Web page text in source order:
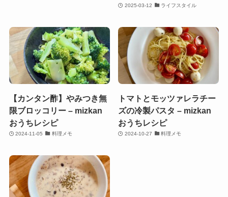
2025-03-12 ライフスタイル
【カンタン酢】やみつき無
限ブロッコリー – mizkan
おうちレシピ
2024-11-05 料理メモ
トマトとモッツァレラチー
ズの冷製パスタ – mizkan
おうちレシピ
2024-10-27 料理メモ